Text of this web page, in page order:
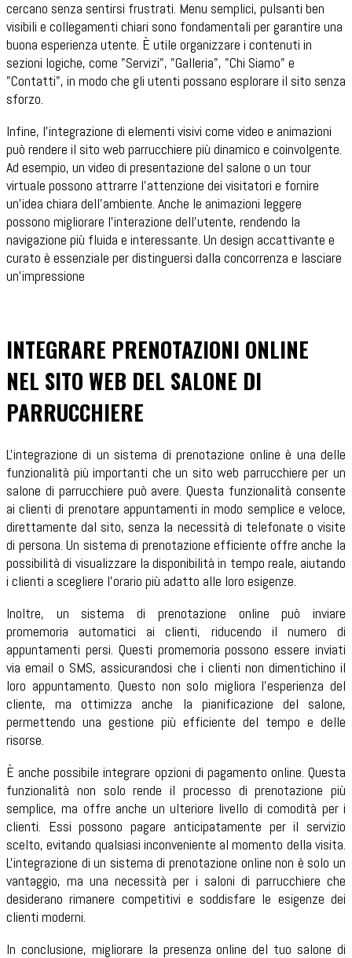
cercano senza sentirsi frustrati. Menu semplici, pulsanti ben
visibili e collegamenti chiari sono fondamentali per garantire una
buona esperienza utente. È utile organizzare i contenuti in
sezioni logiche, come "Servizi", "Galleria", "Chi Siamo" e
"Contatti", in modo che gli utenti possano esplorare il sito senza
sforzo.
Infine, l'integrazione di elementi visivi come video e animazioni
può rendere il sito web parrucchiere più dinamico e coinvolgente.
Ad esempio, un video di presentazione del salone o un tour
virtuale possono attrarre l'attenzione dei visitatori e fornire
un'idea chiara dell'ambiente. Anche le animazioni leggere
possono migliorare l'interazione dell'utente, rendendo la
navigazione più fluida e interessante. Un design accattivante e
curato è essenziale per distinguersi dalla concorrenza e lasciare
un'impressione
INTEGRARE PRENOTAZIONI ONLINE
NEL SITO WEB DEL SALONE DI
PARRUCCHIERE
L'integrazione di un sistema di prenotazione online è una delle
funzionalità più importanti che un sito web parrucchiere per un
salone di parrucchiere può avere. Questa funzionalità consente
ai clienti di prenotare appuntamenti in modo semplice e veloce,
direttamente dal sito, senza la necessità di telefonate o visite
di persona. Un sistema di prenotazione efficiente offre anche la
possibilità di visualizzare la disponibilità in tempo reale, aiutando
i clienti a scegliere l'orario più adatto alle loro esigenze.
Inoltre, un sistema di prenotazione online può inviare
promemoria automatici ai clienti, riducendo il numero di
appuntamenti persi. Questi promemoria possono essere inviati
via email o SMS, assicurandosi che i clienti non dimentichino il
loro appuntamento. Questo non solo migliora l'esperienza del
cliente, ma ottimizza anche la pianificazione del salone,
permettendo una gestione più efficiente del tempo e delle
risorse.
È anche possibile integrare opzioni di pagamento online. Questa
funzionalità non solo rende il processo di prenotazione più
semplice, ma offre anche un ulteriore livello di comodità per i
clienti. Essi possono pagare anticipatamente per il servizio
scelto, evitando qualsiasi inconveniente al momento della visita.
L'integrazione di un sistema di prenotazione online non è solo un
vantaggio, ma una necessità per i saloni di parrucchiere che
desiderano rimanere competitivi e soddisfare le esigenze dei
clienti moderni.
In conclusione, migliorare la presenza online del tuo salone di